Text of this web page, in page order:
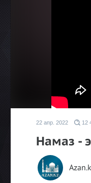
22 апр. 2022 12
Намаз -